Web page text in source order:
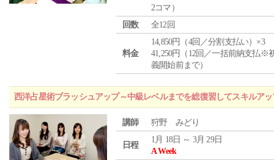
2コマ）
回数
全12回
料金
14,850円（4回／分割支払い）×3
41,250円（12回／一括前納支払※
義開始前まで）
西洋占星術ブラッシュアップ～中級レベルまでを総復習してスキルア
講師 狩野 みどり
日程
1月 18日 ～ 3月 29日
A Week